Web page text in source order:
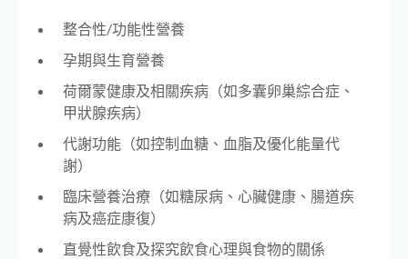
整合性/功能性營養
孕期與生育營養
荷爾蒙健康及相關疾病（如多囊卵巢綜合症、
甲狀腺疾病）
代謝功能（如控制血糖、血脂及優化能量代
謝）
臨床營養治療（如糖尿病、心臟健康、腸道疾
病及癌症康復）
直覺性飲食及探究飲食心理與食物的關係